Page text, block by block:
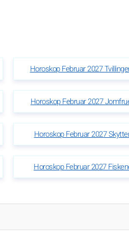
Horoskop Februar 2027
Horoskop Februar 2027
Horoskop Februar 2027
Horoskop Februar 2027